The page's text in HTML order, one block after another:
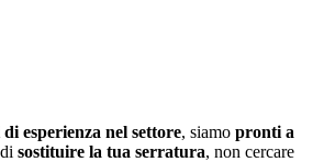
esperienza nel settore, siamo pronti a
sostituire la tua serratura, non cercare